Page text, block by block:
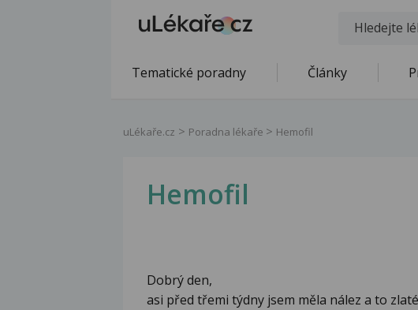
Tematické poradny Články
uLékaře.cz Poradna lékaře Hemofil
Hemofil
Dobrý den,
asi před třemi týdny jsem měla nález a to